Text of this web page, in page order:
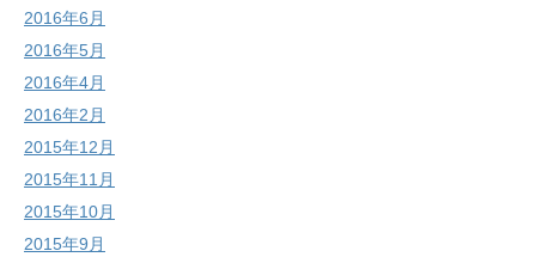
2016年6月
2016年5月
2016年4月
2016年2月
2015年12月
2015年11月
2015年10月
2015年9月